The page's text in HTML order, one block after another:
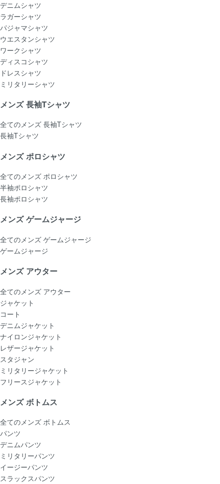
デニムシャツ
ラガーシャツ
パジャマシャツ
ウエスタンシャツ
ワークシャツ
ディスコシャツ
ドレスシャツ
ミリタリーシャツ
メンズ 長袖Tシャツ
全てのメンズ 長袖Tシャツ
長袖Tシャツ
メンズ ポロシャツ
全てのメンズ ポロシャツ
半袖ポロシャツ
長袖ポロシャツ
メンズ ゲームジャージ
全てのメンズ ゲームジャージ
ゲームジャージ
メンズ アウター
全てのメンズ アウター
ジャケット
コート
デニムジャケット
ナイロンジャケット
レザージャケット
スタジャン
ミリタリージャケット
フリースジャケット
メンズ ボトムス
全てのメンズ ボトムス
パンツ
デニムパンツ
ミリタリーパンツ
イージーパンツ
スラックスパンツ